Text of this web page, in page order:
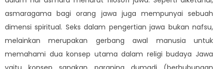
asmaragama bagi orang jawa juga mempunyai sebuah
dimensi spiritual. Seks dalam pengertian jawa bukan nafsu,
melainkan merupakan gerbang awal manusia untuk
memahami dua konsep utama dalam religi budaya Jawa